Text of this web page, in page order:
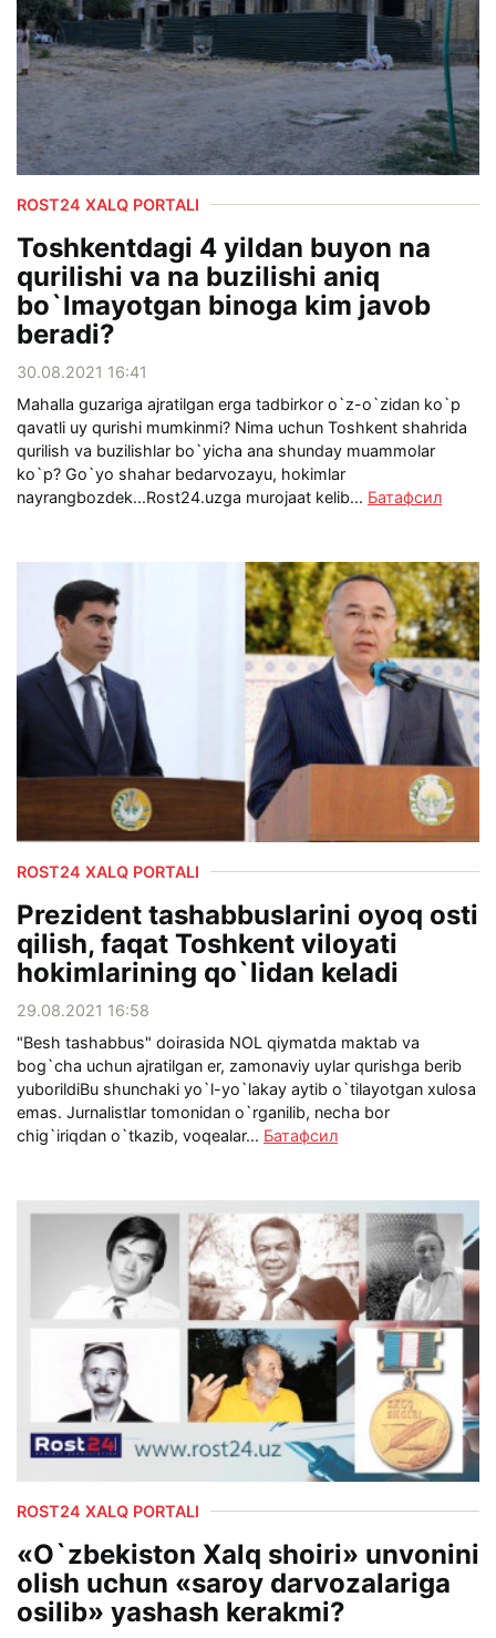
ROST24 XALQ PORTALI
Toshkentdagi 4 yildan buyon na
qurilishi va na buzilishi aniq
bo`lmayotgan binoga kim javob
beradi?
30.08.2021 16:41
Mahalla guzariga ajratilgan erga tadbirkor o`z-o`zidan ko`p
qavatli uy qurishi mumkinmi? Nima uchun Toshkent shahrida
qurilish va buzilishlar bo`yicha ana shunday muammolar
ko`p? Go`yo shahar bedarvozayu, hokimlar
nayrangbozdek...Rost24.uzga murojaat kelib... Батафсил
ROST24 XALQ PORTALI
Prezident tashabbuslarini oyoq osti
qilish, faqat Toshkent viloyati
hokimlarining qo`lidan keladi
29.08.2021 16:58
"Besh tashabbus" doirasida NOL qiymatda maktab va
bog`cha uchun ajratilgan er, zamonaviy uylar qurishga berib
yuborildiBu shunchaki yo`l-yo`lakay aytib o`tilayotgan xulosa
emas. Jurnalistlar tomonidan o`rganilib, necha bor
chig`iriqdan o`tkazib, voqealar... Батафсил
ROST24 XALQ PORTALI
«O`zbekiston Xalq shoiri» unvonini
olish uchun «saroy darvozalariga
osilib» yashash kerakmi?